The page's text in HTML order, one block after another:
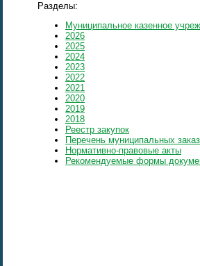
Разделы:
Муниципальное казенное
2026
2025
2024
2023
2022
2021
2020
2019
2018
Реестр закупок
Перечень муниципальных
Нормативно-правовые акты
Рекомендуемые формы